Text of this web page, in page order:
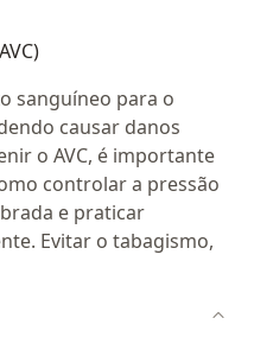
sanguíneo para o
causar danos
o AVC, é importante
controlar a pressão
e praticar
Evitar o tabagismo,